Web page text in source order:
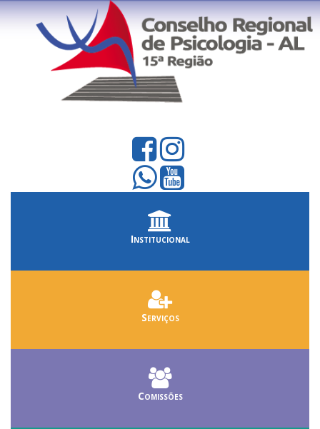
Institucional
Serviços
Comissões